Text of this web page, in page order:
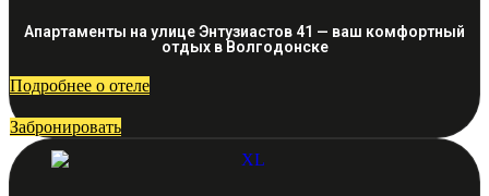
Апартаменты на улице Энтузиастов 41 — ваш комфортный
отдых в Волгодонске
Подробнее о отеле
Забронировать